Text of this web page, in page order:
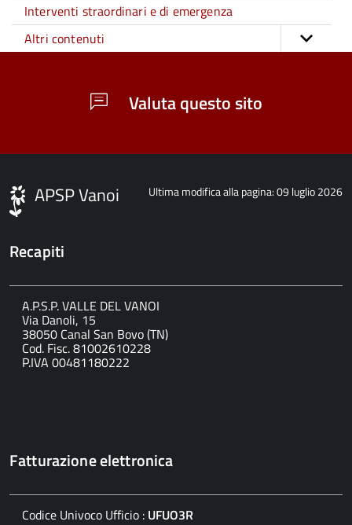
Interventi straordinari e di emergenza
Altri contenuti
Valuta questo sito
Ultima modifica alla pagina: 09 luglio 2026
APSP Vanoi
Recapiti
A.P.S.P. VALLE DEL VANOI
Via Danoli, 15
38050 Canal San Bovo (TN)
Cod. Fisc. 81002610228
P.IVA 00481180222
Fatturazione elettronica
Codice Univoco Ufficio : UFUO3R